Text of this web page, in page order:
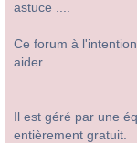
astuce ....
Ce forum à
aider.
Il est géré par une
entièrement gratuit.